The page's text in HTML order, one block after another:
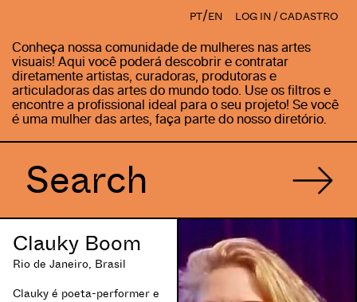
PT/EN LOG IN / CADASTRO
Conheça nossa comunidade de mulheres nas artes
visuais! Aqui você poderá descobrir e contratar
diretamente artistas, curadoras, produtoras e
articuladoras das artes do mundo todo. Use os filtros e
encontre a profissional ideal para o seu projeto! Se você
é uma mulher das artes, faça parte do nosso diretório.
Clauky Boom
Rio de Janeiro, Brasil
Clauky é poeta-performer e